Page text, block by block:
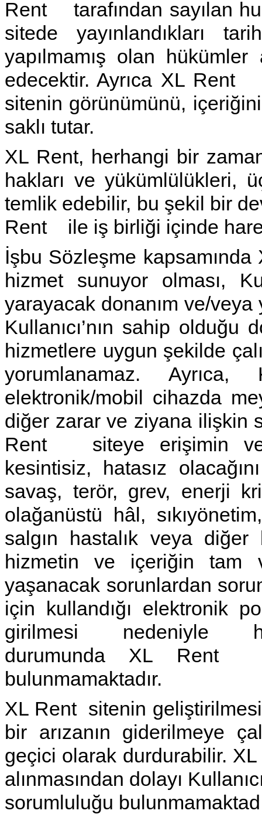
Rent tarafından sayılan
sitede yayınlandıkları
yapılmamış olan
edecektir. Ayrıca XL Rent
sitenin görünümünü,
saklı tutar.
XL Rent, herhangi bir
hakları ve yükümlülükleri,
temlik edebilir, bu şekil bir
Rent ile iş birliği içinde
İşbu Sözleşme
hizmet sunuyor olması,
yarayacak donanım ve/
Kullanıcı’nın sahip olduğu
hizmetlere uygun şekilde
yorumlanamaz.
elektronik/mobil cihazda
diğer zarar ve ziyana ilişkin
Rent siteye erişimin ve
kesintisiz, hatasız
savaş, terör, grev, enerji
olağanüstü hâl,
salgın hastalık veya
hizmetin ve içeriğin tam
yaşanacak sorunlardan
için kullandığı elektronik
girilmesi nedeniyle
durumunda XL
bulunmamaktadır.
XL Rent sitenin
bir arızanın giderilmeye
geçici olarak durdurabilir.
alınmasından dolayı
sorumluluğu